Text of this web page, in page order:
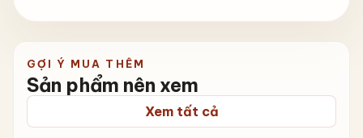
GỢI Ý MUA THÊM
Sản phẩm nên xem
Xem tất cả